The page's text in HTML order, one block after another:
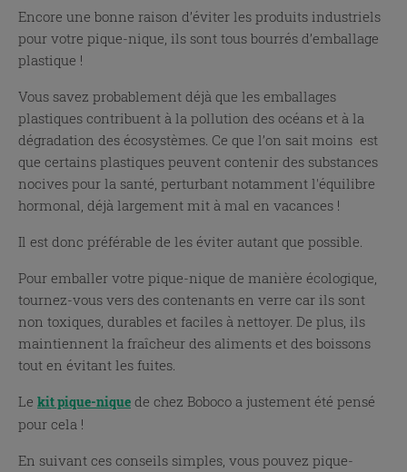
Encore une bonne raison d’éviter les produits industriels
pour votre pique-nique, ils sont tous bourrés d’emballage
plastique !
Vous savez probablement déjà que les emballages
plastiques contribuent à la pollution des océans et à la
dégradation des écosystèmes. Ce que l’on sait moins est
que certains plastiques peuvent contenir des substances
nocives pour la santé, perturbant notamment l'équilibre
hormonal, déjà largement mit à mal en vacances !
Il est donc préférable de les éviter autant que possible.
Pour emballer votre pique-nique de manière écologique,
tournez-vous vers des contenants en verre car ils sont
non toxiques, durables et faciles à nettoyer. De plus, ils
maintiennent la fraîcheur des aliments et des boissons
tout en évitant les fuites.
Le kit pique-nique de chez Boboco a justement été pensé
pour cela !
En suivant ces conseils simples, vous pouvez pique-